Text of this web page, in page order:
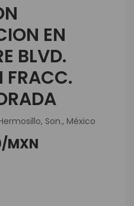
EN
BLVD.
FRACC.
Son., México
MXN